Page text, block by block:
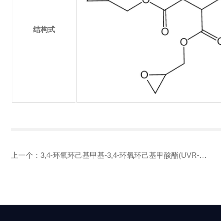
结构式
上一个： 3,4-环氧环己基甲基-3,4-环氧环己基甲酸酯(UVR-